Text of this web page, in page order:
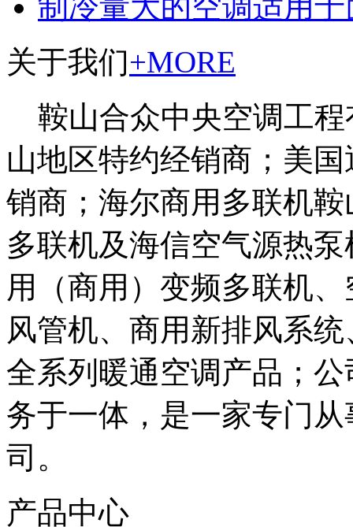
关于我们+MORE
鞍山合众中央空调工程
山地区特约经销商；美
销商；海尔商用多联机
多联机及海信空气源热
用（商用）变频多联机
风管机、商用新排风系
全系列暖通空调产品；
务于一体，是一家专门
司。
产品中心